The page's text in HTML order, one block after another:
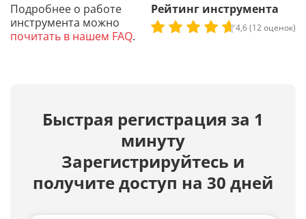
Подробнее о работе
инструмента можно
почитать в нашем FAQ.
Рейтинг инструмента
4,6 (12 оценок)
Быстрая регистрация за 1
минуту
Зарегистрируйтесь и
получите доступ на 30 дней